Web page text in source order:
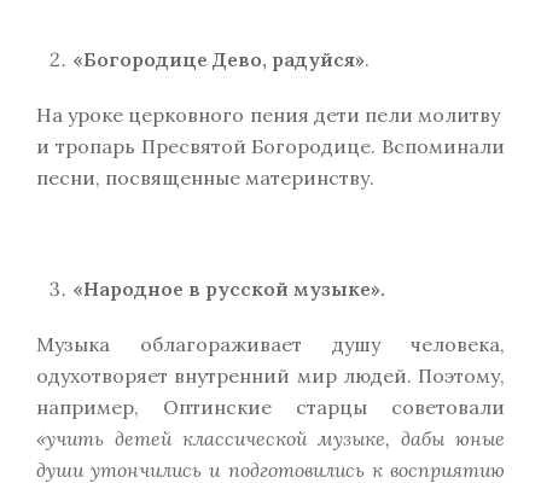
«Богородице Дево, радуйся».
На уроке церковного пения дети пели молитву
и тропарь Пресвятой Богородице. Вспоминали
песни, посвященные материнству.
«Народное в русской музыке».
Музыка облагораживает душу человека,
одухотворяет внутренний мир людей. Поэтому,
например, Оптинские старцы советовали
«учить детей классической музыке, дабы юные
души утончились и подготовились к восприятию